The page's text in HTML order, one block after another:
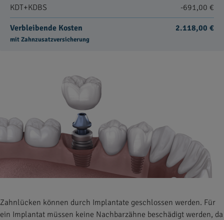
KDT+KDBS -691,00 €
Verbleibende Kosten
mit Zahnzusatzversicherung
2.118,00 €
Zahnlücken können durch Implantate geschlossen werden. Für
ein Implantat müssen keine Nachbarzähne beschädigt werden, da